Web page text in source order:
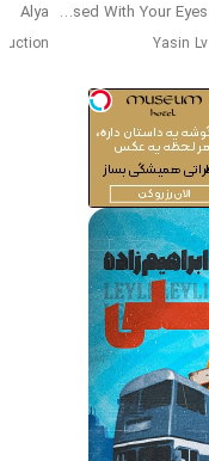
Obsessed With Your Eyes
Yasin Lv
Alya